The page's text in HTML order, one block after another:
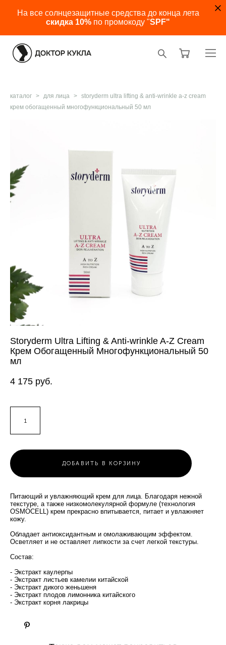
На все солнцезащитные средства до конца лета
скидка 10% по промокоду "SPF"
каталог > для лица > storyderm ultra lifting & anti-wrinkle a-z cream
крем обогащенный многофункциональный 50 мл
Storyderm Ultra Lifting & Anti-wrinkle A-Z Cream
Крем Обогащенный Многофункциональный 50
мл
4 175 pуб.
ДОБАВИТЬ В КОРЗИНУ
Питающий и увлажняющий крем для лица. Благодаря нежной
текстуре, а также низкомолекулярной формуле (технология
OSMOCELL) крем прекрасно впитывается, питает и увлажняет
кожу.
Обладает антиоксидантным и омолаживающим эффектом.
Осветляет и не оставляет липкости за счет легкой текстуры.
Состав:
- Экстракт каулерпы
- Экстракт листьев камелии китайской
- Экстракт дикого женьшеня
- Экстракт плодов лимонника китайского
- Экстракт корня лакрицы